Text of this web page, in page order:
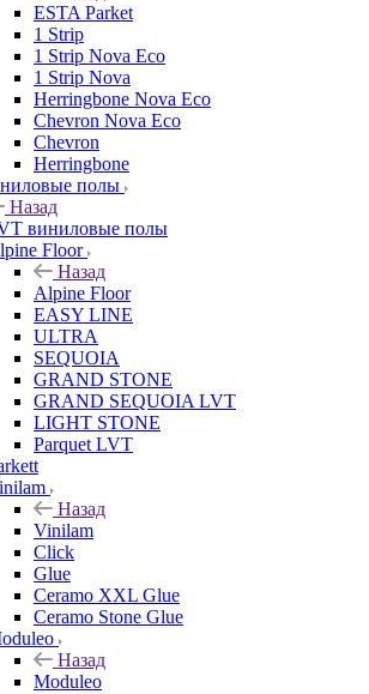
ESTA Parket
1 Strip
1 Strip Nova Eco
1 Strip Nova
Herringbone Nova Eco
Chevron Nova Eco
Chevron
Herringbone
полы
Назад
виниловые полы
Floor
Назад
Alpine Floor
EASY LINE
ULTRA
SEQUOIA
GRAND STONE
GRAND SEQUOIA LVT
LIGHT STONE
Parquet LVT
Назад
Vinilam
Click
Glue
Ceramo XXL Glue
Ceramo Stone Glue
Назад
Moduleo